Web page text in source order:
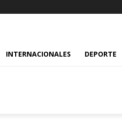
INTERNACIONALES DEPORTE